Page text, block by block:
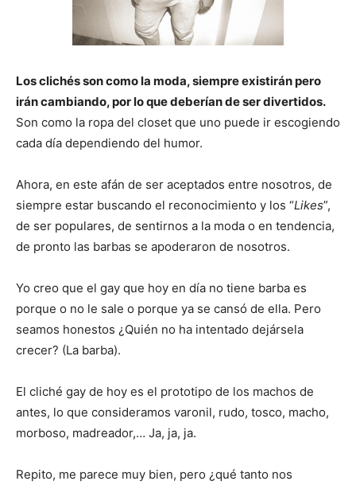
Los clichés son como la moda, siempre existirán pero
irán cambiando, por lo que deberían de ser divertidos.
Son como la ropa del closet que uno puede ir escogiendo
cada día dependiendo del humor.
Ahora, en este afán de ser aceptados entre nosotros, de
siempre estar buscando el reconocimiento y los “Likes”,
de ser populares, de sentirnos a la moda o en tendencia,
de pronto las barbas se apoderaron de nosotros.
Yo creo que el gay que hoy en día no tiene barba es
porque o no le sale o porque ya se cansó de ella. Pero
seamos honestos ¿Quién no ha intentado dejársela
crecer? (La barba).
El cliché gay de hoy es el prototipo de los machos de
antes, lo que consideramos varonil, rudo, tosco, macho,
morboso, madreador,… Ja, ja, ja.
Repito, me parece muy bien, pero ¿qué tanto nos